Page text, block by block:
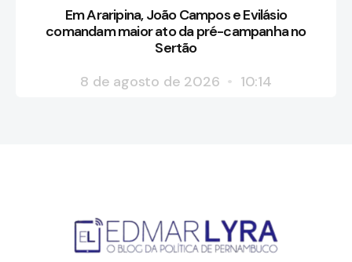
Em Araripina, João Campos e Evilásio
comandam maior ato da pré-campanha no
Sertão
8 de agosto de 2026
10:14